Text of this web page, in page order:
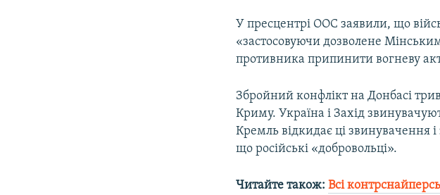
У пресцентрі ООС заявили, що
«застосовуючи дозволене
противника припинити вогневу
Збройний конфлікт на Донбасі
Криму. Україна і Захід
Кремль відкидає ці звинувачення
що російські «добровольці».
Читайте також:Всі